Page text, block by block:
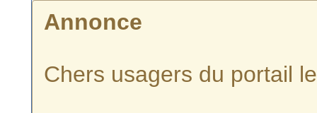
Annonce
Chers usagers du portail